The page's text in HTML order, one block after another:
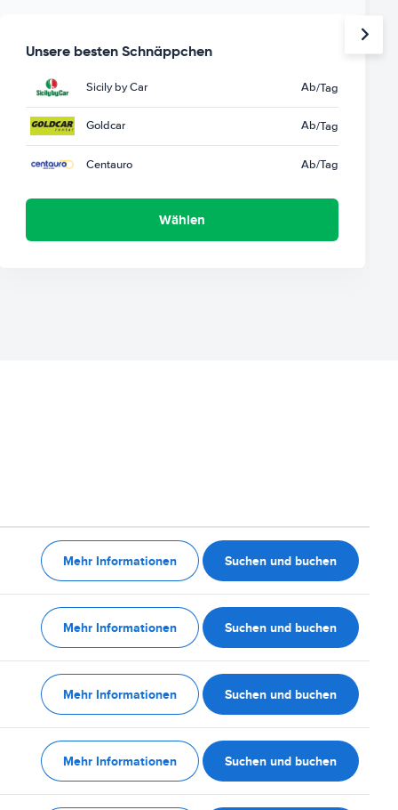
Unsere besten Schnäppchen
Sicily by Car Ab/Tag
Goldcar Ab/Tag
Centauro Ab/Tag
Wählen
Mehr Informationen Suchen und buchen
Mehr Informationen Suchen und buchen
Mehr Informationen Suchen und buchen
Mehr Informationen Suchen und buchen